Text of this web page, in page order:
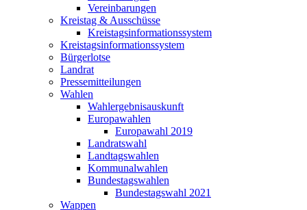
Vereinbarungen
Kreistag & Ausschüsse
Kreistagsinformationssystem
Kreistagsinformationssystem
Bürgerlotse
Landrat
Pressemitteilungen
Wahlen
Wahlergebnisauskunft
Europawahlen
Europawahl 2019
Landratswahl
Landtagswahlen
Kommunalwahlen
Bundestagswahlen
Bundestagswahl 2021
Wappen